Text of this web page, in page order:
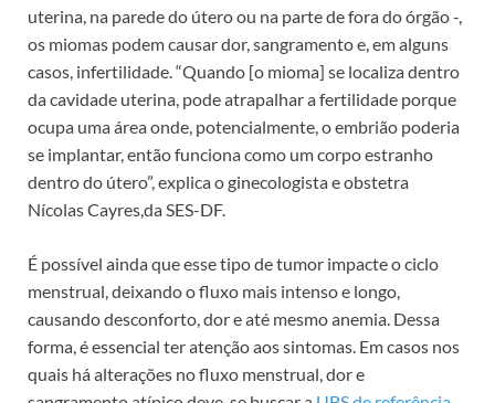
uterina, na parede do útero ou na parte de fora do órgão -,
os miomas podem causar dor, sangramento e, em alguns
casos, infertilidade. “Quando [o mioma] se localiza dentro
da cavidade uterina, pode atrapalhar a fertilidade porque
ocupa uma área onde, potencialmente, o embrião poderia
se implantar, então funciona como um corpo estranho
dentro do útero”, explica o ginecologista e obstetra
Nícolas Cayres,da SES-DF.
É possível ainda que esse tipo de tumor impacte o ciclo
menstrual, deixando o fluxo mais intenso e longo,
causando desconforto, dor e até mesmo anemia. Dessa
forma, é essencial ter atenção aos sintomas. Em casos nos
quais há alterações no fluxo menstrual, dor e